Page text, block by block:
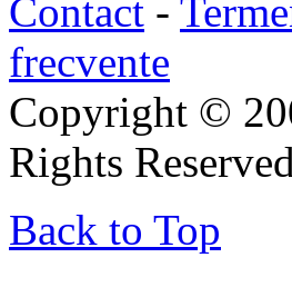
Contact -
frecvente
Copyright ©
Rights Reserved
Back to Top